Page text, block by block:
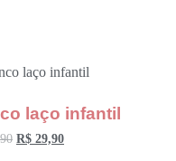
laço infantil
R$ 29,90